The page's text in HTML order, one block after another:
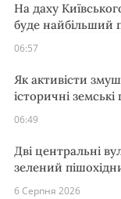
На даху
буде найбільший
06:57
Як активісти
історичні
06:49
Дві центральні
зелений
6 Серпня 2026